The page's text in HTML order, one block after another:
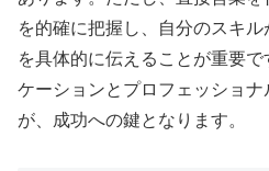
を的確に把握し、自分のスキ
を具体的に伝えることが重要
ケーションとプロフェッショ
が、成功への鍵となります。